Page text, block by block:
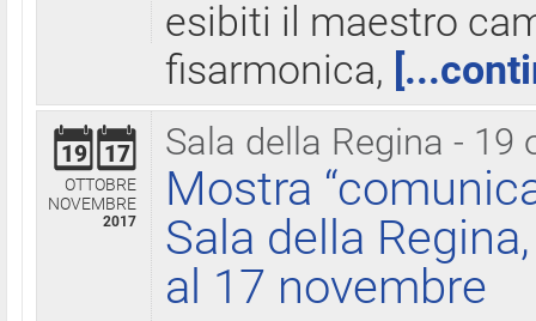
esibiti il maestro
fisarmonica,
Sala della Regina - 19
19 17
OTTOBRE
NOVEMBRE
2017
Mostra
Sala della
al 17 novembre